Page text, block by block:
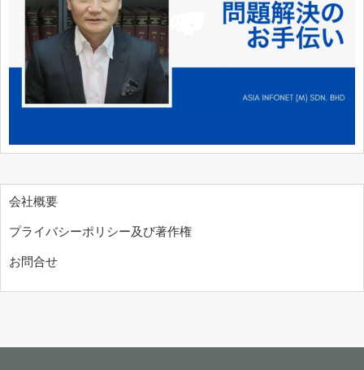
会社概要
プライバシーポリシー及び著作権
お問合せ